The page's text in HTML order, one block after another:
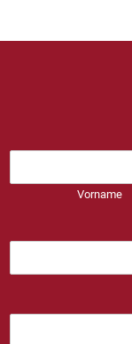
Vorname